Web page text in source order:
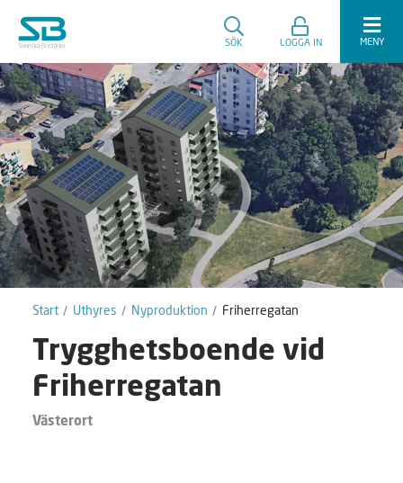
SÖK LOGGA IN MENY
Start Uthyres Nyproduktion Friherregatan
Trygghetsboende vid
Friherregatan
Västerort